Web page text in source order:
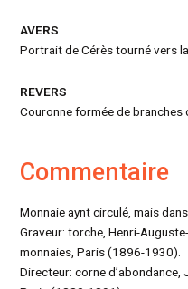
AVERS
Portrait de Cérès tourné vers
REVERS
Couronne formée de branches
Commentaire
Monnaie aynt circulé, mais
Graveur: torche, Henri-
monnaies, Paris (1896-1930).
Directeur: corne d’abondance,